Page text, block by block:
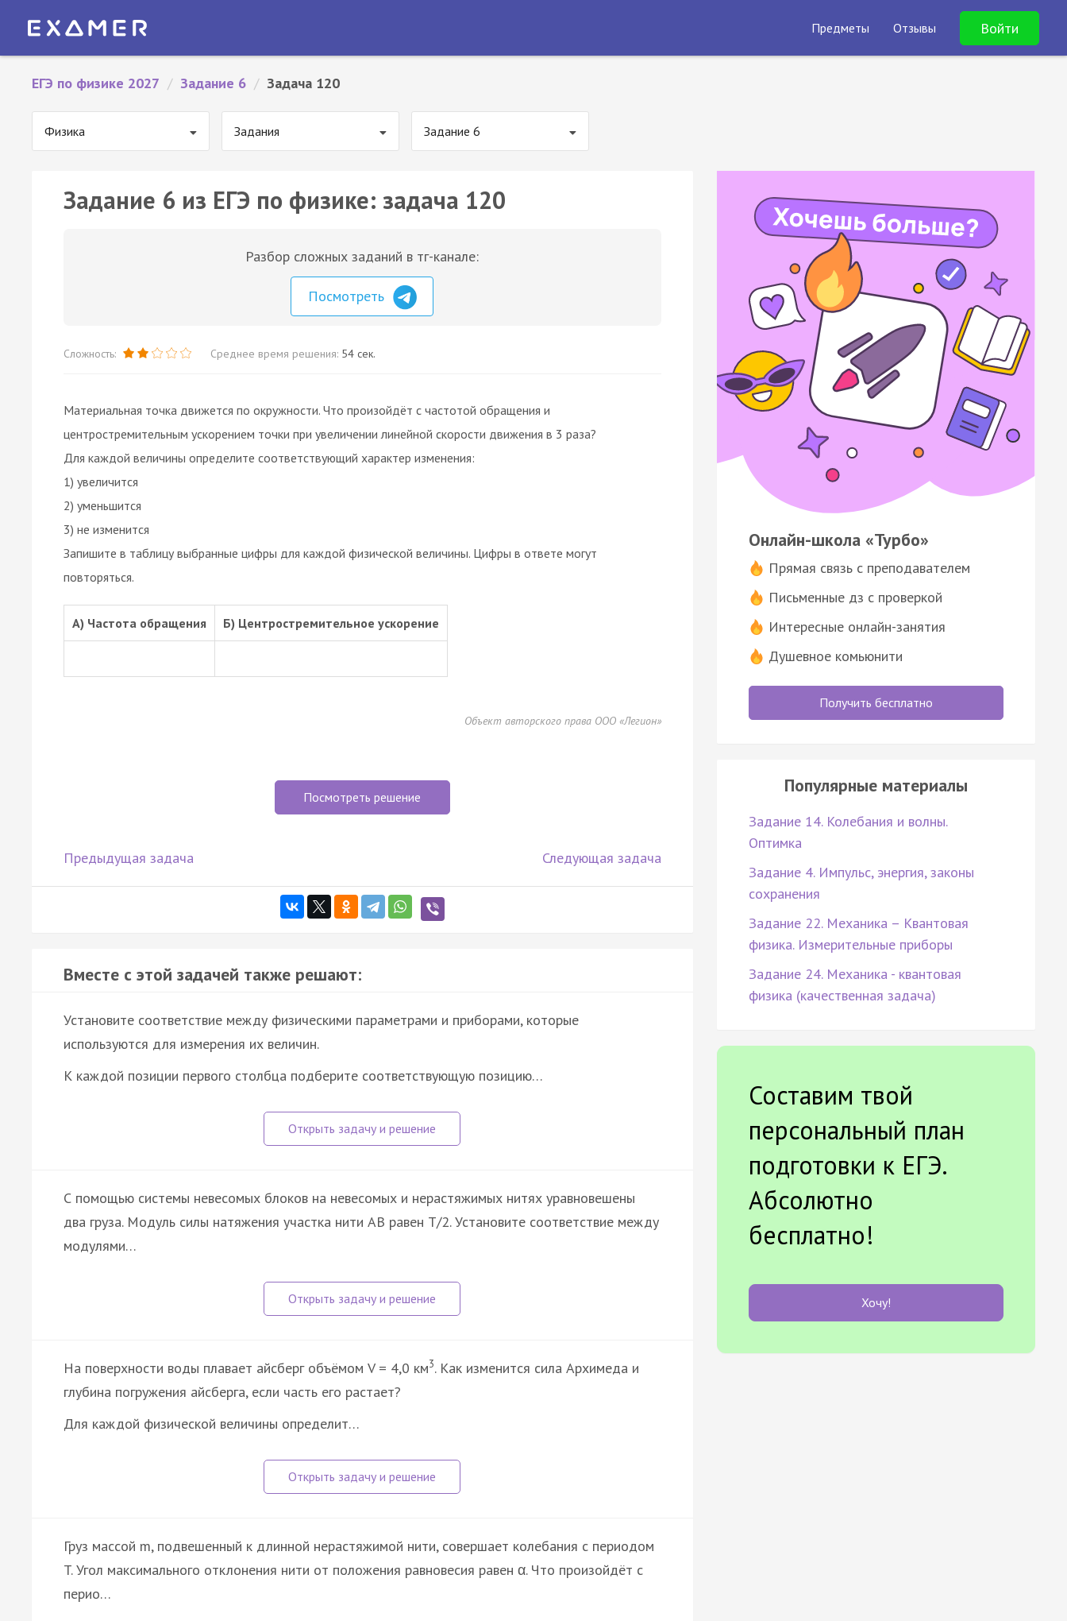
Предметы Отзывы Войти
ЕГЭ по физике 2027 / Задание 6 / Задача 120
Физика Задания Задание 6
Задание 6 из ЕГЭ по физике: задача 120
Разбор сложных заданий в тг-канале:
Посмотреть
Сложность: Среднее время решения: 54 сек.
Материальная точка движется по окружности. Что произойдёт с частотой обращения и
центростремительным ускорением точки при увеличении линейной скорости движения в 3 раза?
Для каждой величины определите соответствующий характер изменения:
1) увеличится
2) уменьшится
3) не изменится
Запишите в таблицу выбранные цифры для каждой физической величины. Цифры в ответе могут
повторяться.
А) Частота обращения Б) Центростремительное ускорение
Объект авторского права ООО «Легион»
Посмотреть решение
Предыдущая задача Следующая задача
Вместе с этой задачей также решают:
Установите соответствие между физическими параметрами и приборами, которые
используются для измерения их величин.
К каждой позиции первого столбца подберите соответствующую позицию…
С помощью системы невесомых блоков на невесомых и нерастяжимых нитях уравновешены
два груза. Модуль силы натяжения участка нити AB равен T/2. Установите соответствие между
модулями…
На поверхности воды плавает айсберг объёмом V = 4,0 км3. Как изменится сила Архимеда и
глубина погружения айсберга, если часть его растает?
Для каждой физической величины определит…
Груз массой m, подвешенный к длинной нерастяжимой нити, совершает колебания с периодом
T. Угол максимального отклонения нити от положения равновесия равен α. Что произойдёт с
перио…
Онлайн-школа «Турбо»
Прямая связь с преподавателем
Письменные дз с проверкой
Интересные онлайн-занятия
Душевное комьюнити
Получить бесплатно
Популярные материалы
Задание 14. Колебания и волны.
Оптимка
Задание 4. Импульс, энергия, законы
сохранения
Задание 22. Механика – Квантовая
физика. Измерительные приборы
Задание 24. Механика - квантовая
физика (качественная задача)
Составим твой
персональный план
подготовки к ЕГЭ.
Абсолютно
бесплатно!
Хочу!